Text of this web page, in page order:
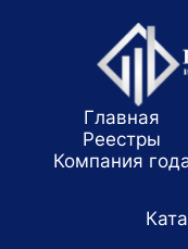
Главная
Реестры
Компания